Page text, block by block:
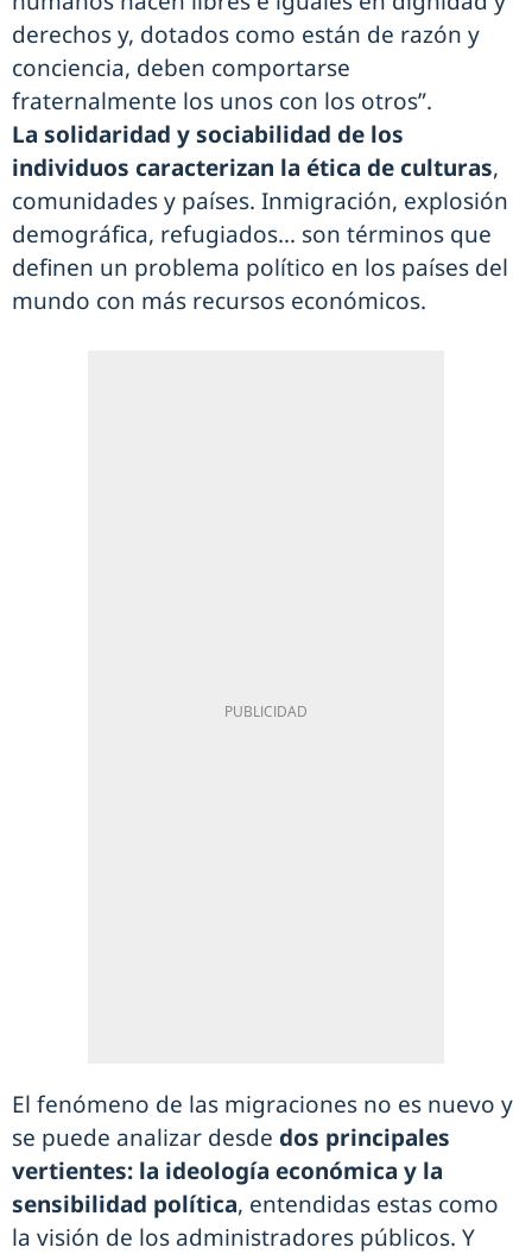
derechos y, dotados como están de razón y
conciencia, deben comportarse
fraternalmente los unos con los otros”.
La solidaridad y sociabilidad de los
individuos caracterizan la ética de culturas,
comunidades y países. Inmigración, explosión
demográfica, refugiados… son términos que
definen un problema político en los países del
mundo con más recursos económicos.
El fenómeno de las migraciones no es nuevo y
se puede analizar desde dos principales
vertientes: la ideología económica y la
sensibilidad política, entendidas estas como
la visión de los administradores públicos. Y